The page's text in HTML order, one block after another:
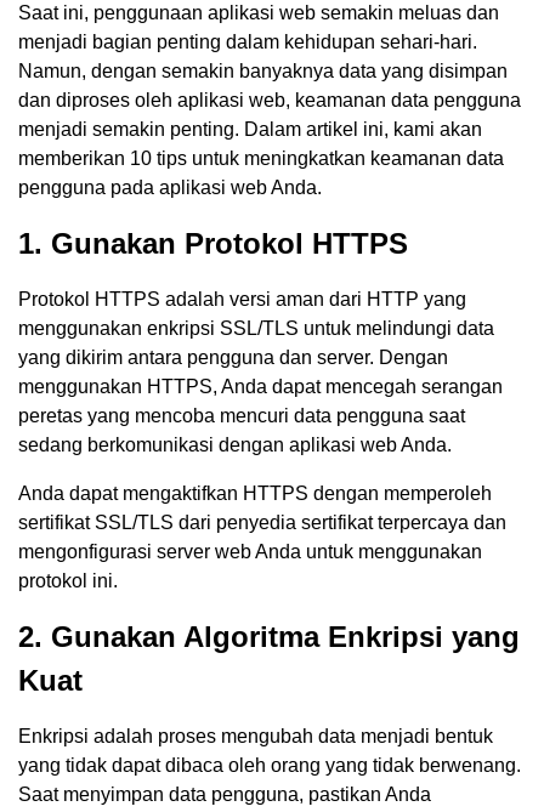
Saat ini, penggunaan aplikasi web semakin meluas dan
menjadi bagian penting dalam kehidupan sehari-hari.
Namun, dengan semakin banyaknya data yang disimpan
dan diproses oleh aplikasi web, keamanan data pengguna
menjadi semakin penting. Dalam artikel ini, kami akan
memberikan 10 tips untuk meningkatkan keamanan data
pengguna pada aplikasi web Anda.
1. Gunakan Protokol HTTPS
Protokol HTTPS adalah versi aman dari HTTP yang
menggunakan enkripsi SSL/TLS untuk melindungi data
yang dikirim antara pengguna dan server. Dengan
menggunakan HTTPS, Anda dapat mencegah serangan
peretas yang mencoba mencuri data pengguna saat
sedang berkomunikasi dengan aplikasi web Anda.
Anda dapat mengaktifkan HTTPS dengan memperoleh
sertifikat SSL/TLS dari penyedia sertifikat terpercaya dan
mengonfigurasi server web Anda untuk menggunakan
protokol ini.
2. Gunakan Algoritma Enkripsi yang
Kuat
Enkripsi adalah proses mengubah data menjadi bentuk
yang tidak dapat dibaca oleh orang yang tidak berwenang.
Saat menyimpan data pengguna, pastikan Anda